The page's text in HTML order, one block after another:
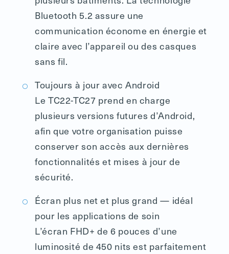
Bluetooth 5.2 assure une
communication économe en énergie et
claire avec l’appareil ou des casques
sans fil.
Toujours à jour avec Android
Le TC22-TC27 prend en charge
plusieurs versions futures d’Android,
afin que votre organisation puisse
conserver son accès aux dernières
fonctionnalités et mises à jour de
sécurité.
Écran plus net et plus grand — idéal
pour les applications de soin
L’écran FHD+ de 6 pouces d’une
luminosité de 450 nits est parfaitement